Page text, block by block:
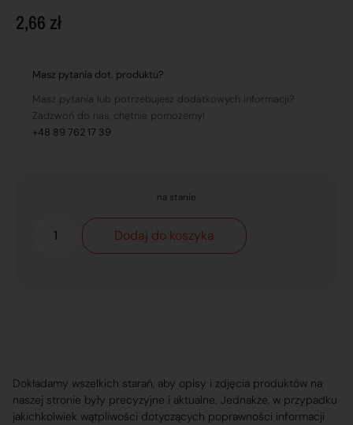
2,66 zł
Masz pytania dot. produktu?
Masz pytania lub potrzebujesz dodatkowych informacji?
Zadzwoń do nas, chętnie pomożemy!
+48 89 762 17 39
na stanie
Dodaj do koszyka
Dokładamy wszelkich starań, aby opisy i zdjęcia produktów na
naszej stronie były precyzyjne i aktualne. Jednakże, w przypadku
jakichkolwiek wątpliwości dotyczących poprawności informacji